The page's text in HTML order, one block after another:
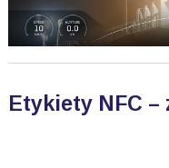
Etykiety NFC